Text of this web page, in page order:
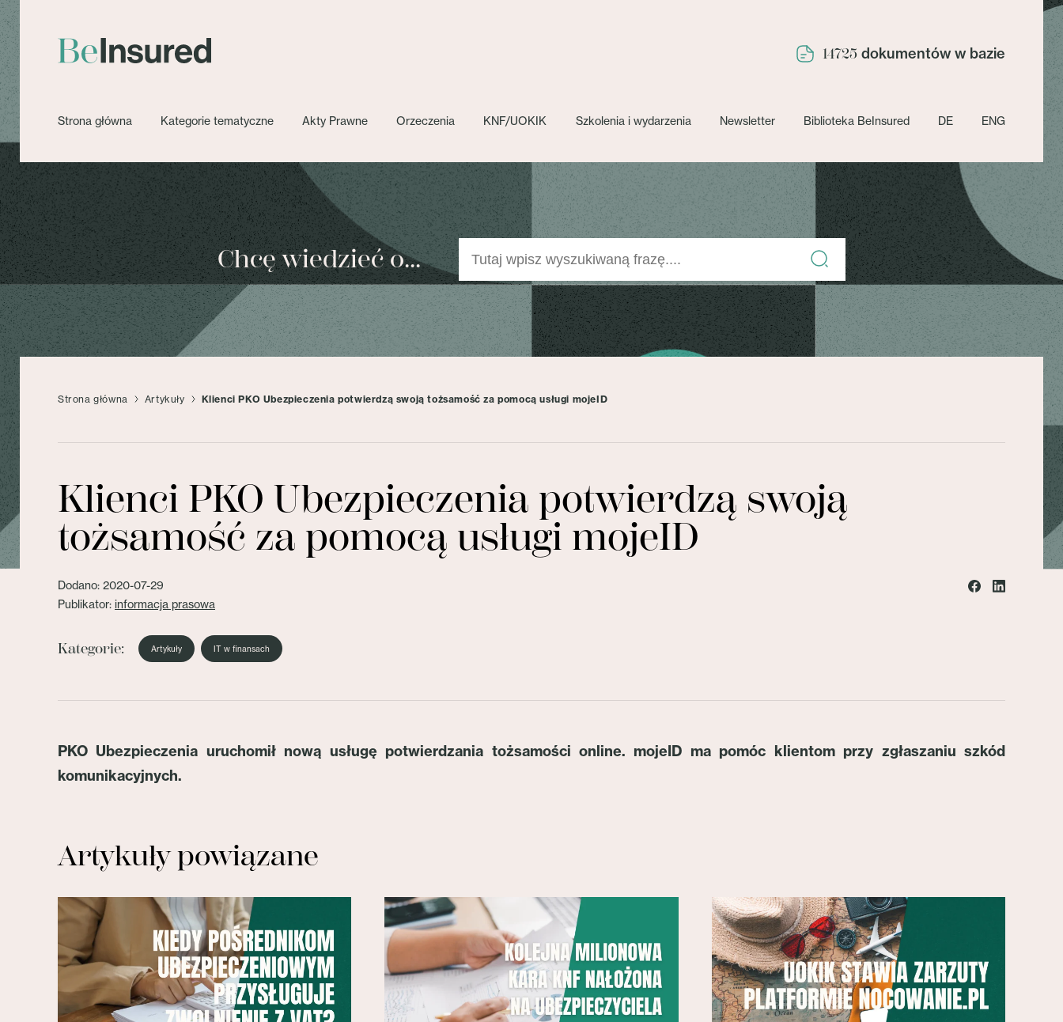
14725 dokumentów w bazie
Strona główna Kategorie tematyczne Akty Prawne Orzeczenia KNF/UOKIK Szkolenia i wydarzenia Newsletter Biblioteka BeInsured DE ENG
Chcę wiedzieć o...
Strona główna Artykuły Klienci PKO Ubezpieczenia potwierdzą swoją tożsamość za pomocą usługi mojeID
Klienci PKO Ubezpieczenia potwierdzą swoją
tożsamość za pomocą usługi mojeID
Dodano: 2020-07-29
Publikator: informacja prasowa
Kategorie: Artykuły IT w finansach
PKO Ubezpieczenia uruchomił nową usługę potwierdzania tożsamości online. mojeID ma pomóc klientom przy zgłaszaniu szkód
komunikacyjnych.
Artykuły powiązane